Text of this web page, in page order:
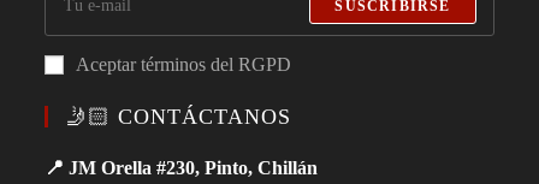
SUSCRIBIRSE
Aceptar términos del RGPD
🤳🏻 CONTÁCTANOS
📍 JM Orella #230, Pinto, Chillán